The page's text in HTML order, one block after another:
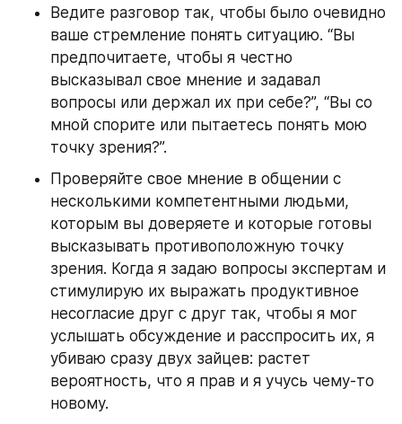
Ведите разговор так, чтобы было очевидно
ваше стремление понять ситуацию. “Вы
предпочитаете, чтобы я честно
высказывал свое мнение и задавал
вопросы или держал их при себе?”, “Вы со
мной спорите или пытаетесь понять мою
точку зрения?”.
Проверяйте свое мнение в общении с
несколькими компетентными людьми,
которым вы доверяете и которые готовы
высказывать противоположную точку
зрения. Когда я задаю вопросы экспертам и
стимулирую их выражать продуктивное
несогласие друг с друг так, чтобы я мог
услышать обсуждение и расспросить их, я
убиваю сразу двух зайцев: растет
вероятность, что я прав и я учусь чему-то
новому.